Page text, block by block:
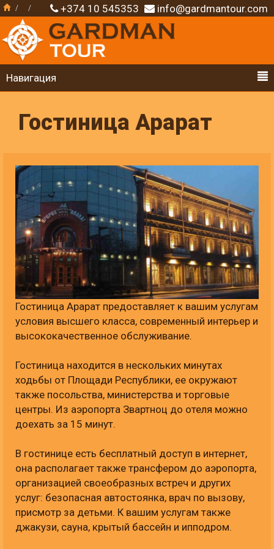
+374 10 545353 info@gardmantour.com
Навигация
Гостиница Арарат
Гостиница Арарат предоставляет к вашим услугам
условия высшего класса, современный интерьер и
высококачественное обслуживание.
Гостиница находится в нескольких минутах
ходьбы от Площади Республики, ее окружают
также посольства, министерства и торговые
центры. Из аэропорта Звартноц до отеля можно
доехать за 15 минут.
В гостинице есть бесплатный доступ в интернет,
она располагает также трансфером до аэропорта,
организацией своеобразных встреч и других
услуг: безопасная автостоянка, врач по вызову,
присмотр за детьми. К вашим услугам также
джакузи, сауна, крытый бассейн и ипподром.